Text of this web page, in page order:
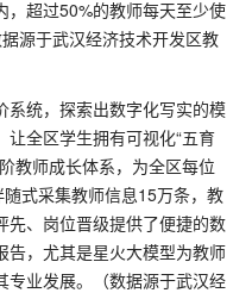
，超过50%的教师每天至少使
源于武汉经济技术开发区教
系统，探索出数字化写实的模
全区学生拥有可视化“五育
教师成长体系，为全区每位
式采集教师信息15万条，教
先、岗位晋级提供了便捷的数
告，尤其是星火大模型为教师
专业发展。（数据源于武汉经